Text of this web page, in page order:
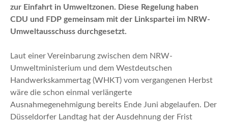
zur Einfahrt in Umweltzonen. Diese Regelung haben
CDU und FDP gemeinsam mit der Linkspartei im NRW-
Umweltausschuss durchgesetzt.
Laut einer Vereinbarung zwischen dem NRW-
Umweltministerium und dem Westdeutschen
Handwerkskammertag (WHKT) vom vergangenen Herbst
wäre die schon einmal verlängerte
Ausnahmegenehmigung bereits Ende Juni abgelaufen. Der
Düsseldorfer Landtag hat der Ausdehnung der Frist